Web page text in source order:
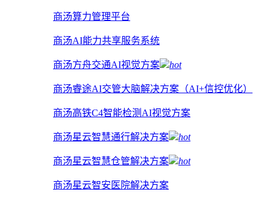
商汤算力管理平台
商汤AI能力共享服务系统
商汤方舟交通AI视觉方案 hot
商汤睿途AI交管大脑解决方案（AI+信控优化）
商汤高铁C4智能检测AI视觉方案
商汤星云智慧通行解决方案 hot
商汤星云智慧仓管解决方案 hot
商汤星云智安医院解决方案